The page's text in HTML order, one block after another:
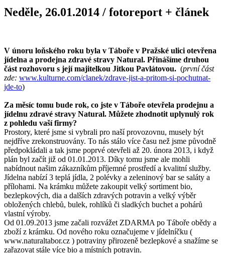
Neděle, 26.01.2014 / fotoreport + článek
V únoru loňského roku byla v Táboře v Pražské ulici otevřena
jídelna a prodejna zdravé stravy Natural. Přinášíme druhou
část rozhovoru s její majitelkou Jitkou Pavlátovou. (první část
zde: www.kulturne.com/clanek/zdrave-jist-a-pritom-si-pochutnat-
jde-to)
Za měsíc tomu bude rok, co jste v Táboře otevřela prodejnu a
jídelnu zdravé stravy Natural. Můžete zhodnotit uplynulý rok
z pohledu vaší firmy?
Prostory, které jsme si vybrali pro naší provozovnu, musely být
nejdříve zrekonstruovány. To nás stálo více času než jsme původně
předpokládali a tak jsme poprvé otevřeli až 20. února 2013, i když
plán byl začít již od 01.01.2013. Díky tomu jsme ale mohli
nabídnout našim zákazníkům příjemné prostředí a kvalitní služby.
Jídelna nabízí 3 teplá jídla, 2 polévky a zeleninový bar se saláty a
přílohami. Na krámku můžete zakoupit velký sortiment bio,
bezlepkových, dia a dalších zdravých potravin a velký výběr
obložených chlebů, bulek, rohlíků či sladkých buchet a pohárů
vlastní výroby.
Od 01.09.2013 jsme začali rozvážet ZDARMA po Táboře obědy a
zboží z krámku. Od nového roku označujeme v jídelníčku (
www.naturaltabor.cz ) potraviny přirozeně bezlepkové a snažíme se
zařazovat stále více bio a místních potravin.